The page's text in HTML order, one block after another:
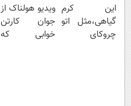
این کرم
گیاهی،مثل اتو
چروکای
ویدیو هولناک از
جوان کارتن
خوابی که